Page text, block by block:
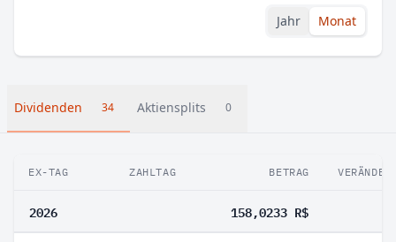
Jahr Monat
Dividenden 34 Aktiensplits 0
EX-TAG ZAHLTAG BETRAG
2026 158,0233 R$